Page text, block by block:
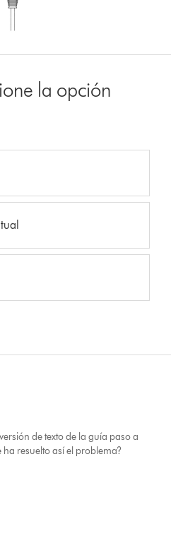
la opción
de texto de la guía paso a
ha resuelto así el problema?